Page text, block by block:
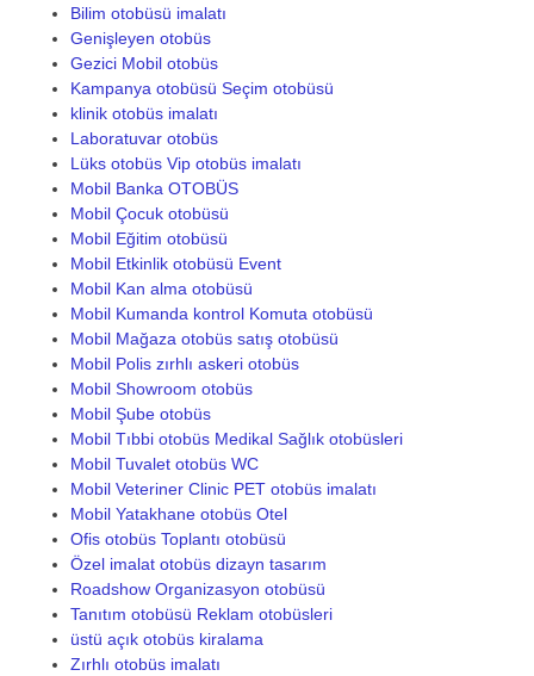
Bilim otobüsü imalatı
Genişleyen otobüs
Gezici Mobil otobüs
Kampanya otobüsü Seçim otobüsü
klinik otobüs imalatı
Laboratuvar otobüs
Lüks otobüs Vip otobüs imalatı
Mobil Banka OTOBÜS
Mobil Çocuk otobüsü
Mobil Eğitim otobüsü
Mobil Etkinlik otobüsü Event
Mobil Kan alma otobüsü
Mobil Kumanda kontrol Komuta otobüsü
Mobil Mağaza otobüs satış otobüsü
Mobil Polis zırhlı askeri otobüs
Mobil Showroom otobüs
Mobil Şube otobüs
Mobil Tıbbi otobüs Medikal Sağlık otobüsleri
Mobil Tuvalet otobüs WC
Mobil Veteriner Clinic PET otobüs imalatı
Mobil Yatakhane otobüs Otel
Ofis otobüs Toplantı otobüsü
Özel imalat otobüs dizayn tasarım
Roadshow Organizasyon otobüsü
Tanıtım otobüsü Reklam otobüsleri
üstü açık otobüs kiralama
Zırhlı otobüs imalatı